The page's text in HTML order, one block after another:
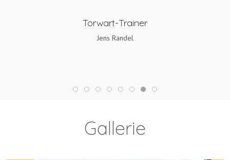
Torwart-Trainer
Jens Randel
Gallerie